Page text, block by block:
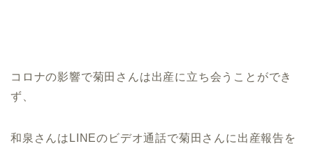
コロナの影響で菊田さんは出産に立ち会うことができ
ず、
和泉さんはLINEのビデオ通話で菊田さんに出産報告を